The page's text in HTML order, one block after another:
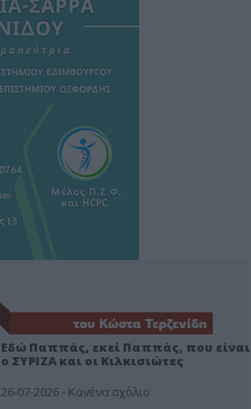
Εδώ Παππάς, εκεί Παππάς, που είναι
ο ΣΥΡΙΖΑ και οι Κιλκισιώτες
26-07-2026 - Κανένα σχόλιο